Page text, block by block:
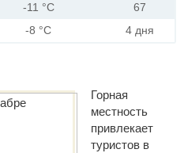
-11 °С
67
-8 °С 4 дня
Горная
местность
привлекает
туристов в